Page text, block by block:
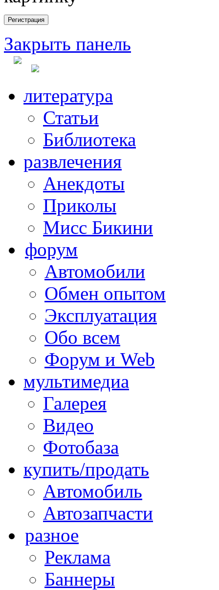
Закрыть панель
литература
Статьи
Библиотека
развлечения
Анекдоты
Приколы
Мисс Бикини
форум
Автомобили
Обмен опытом
Эксплуатация
Обо всем
Форум и Web
мультимедиа
Галерея
Видео
Фотобаза
купить/продать
Автомобиль
Автозапчасти
разное
Реклама
Баннеры